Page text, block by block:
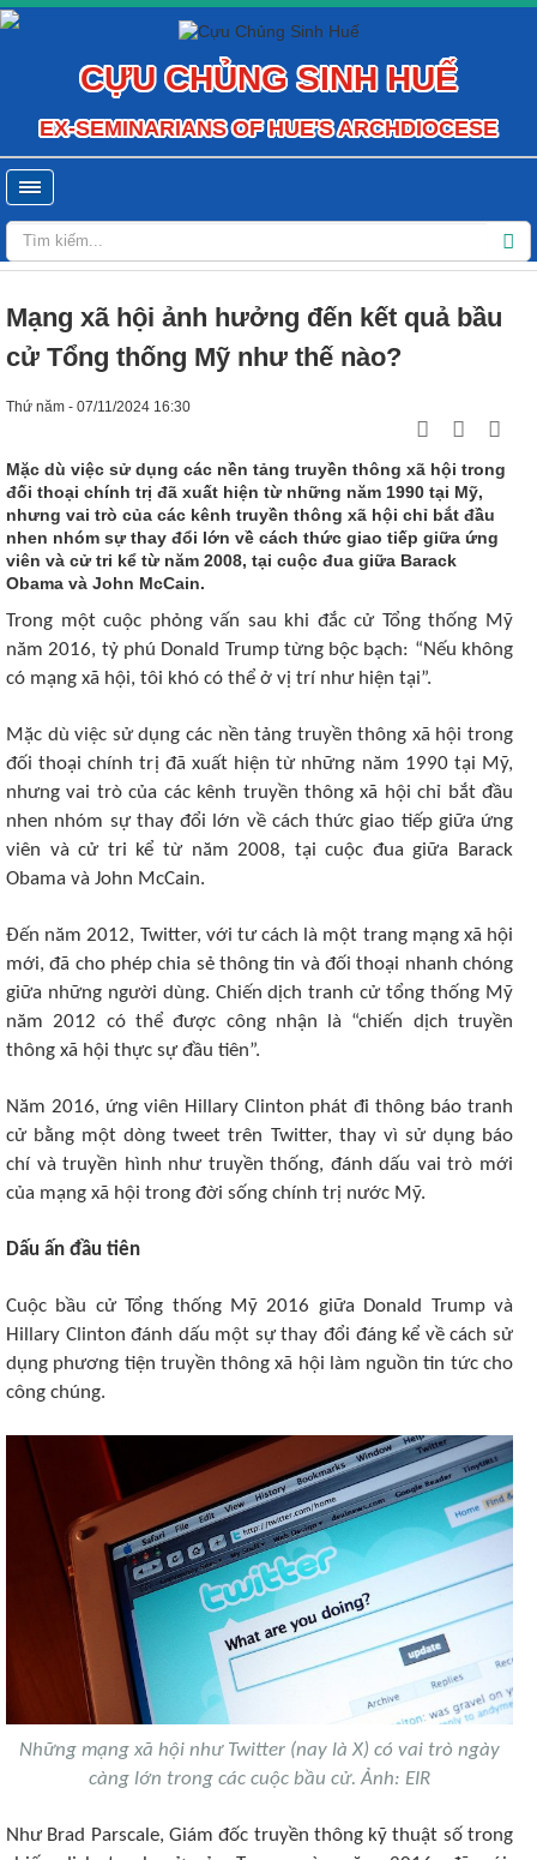
CỰU CHỦNG SINH HUẾ
EX-SEMINARIANS OF HUE'S ARCHDIOCESE
Mạng xã hội ảnh hưởng đến kết quả bầu
cử Tổng thống Mỹ như thế nào?
Thứ năm - 07/11/2024 16:30
Mặc dù việc sử dụng các nền tảng truyền thông xã hội trong
đối thoại chính trị đã xuất hiện từ những năm 1990 tại Mỹ,
nhưng vai trò của các kênh truyền thông xã hội chỉ bắt đầu
nhen nhóm sự thay đổi lớn về cách thức giao tiếp giữa ứng
viên và cử tri kể từ năm 2008, tại cuộc đua giữa Barack
Obama và John McCain.
Trong một cuộc phỏng vấn sau khi đắc cử Tổng thống Mỹ
năm 2016, tỷ phú Donald Trump từng bộc bạch: “Nếu không
có mạng xã hội, tôi khó có thể ở vị trí như hiện tại”.
Mặc dù việc sử dụng các nền tảng truyền thông xã hội trong
đối thoại chính trị đã xuất hiện từ những năm 1990 tại Mỹ,
nhưng vai trò của các kênh truyền thông xã hội chỉ bắt đầu
nhen nhóm sự thay đổi lớn về cách thức giao tiếp giữa ứng
viên và cử tri kể từ năm 2008, tại cuộc đua giữa Barack
Obama và John McCain.
Đến năm 2012, Twitter, với tư cách là một trang mạng xã hội
mới, đã cho phép chia sẻ thông tin và đối thoại nhanh chóng
giữa những người dùng. Chiến dịch tranh cử tổng thống Mỹ
năm 2012 có thể được công nhận là “chiến dịch truyền
thông xã hội thực sự đầu tiên”.
Năm 2016, ứng viên Hillary Clinton phát đi thông báo tranh
cử bằng một dòng tweet trên Twitter, thay vì sử dụng báo
chí và truyền hình như truyền thống, đánh dấu vai trò mới
của mạng xã hội trong đời sống chính trị nước Mỹ.
Dấu ấn đầu tiên
Cuộc bầu cử Tổng thống Mỹ 2016 giữa Donald Trump và
Hillary Clinton đánh dấu một sự thay đổi đáng kể về cách sử
dụng phương tiện truyền thông xã hội làm nguồn tin tức cho
công chúng.
Những mạng xã hội như Twitter (nay là X) có vai trò ngày
càng lớn trong các cuộc bầu cử. Ảnh: EIR
Như Brad Parscale, Giám đốc truyền thông kỹ thuật số trong